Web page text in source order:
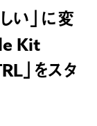
い」に変
Kit
」をスタ